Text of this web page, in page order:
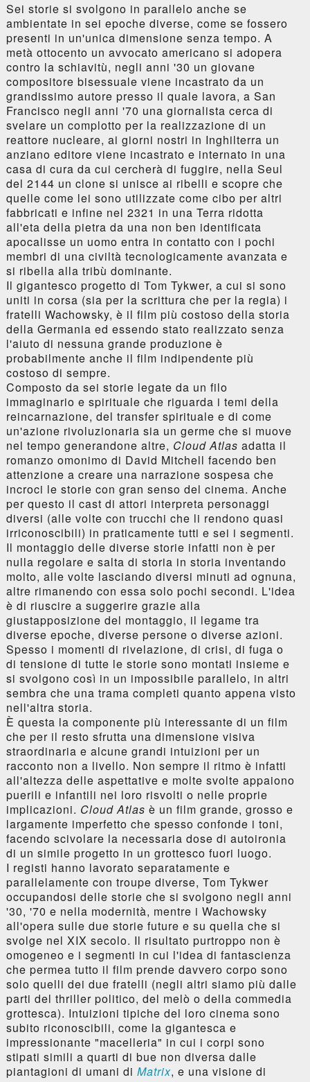
Sei storie si svolgono in parallelo anche se
ambientate in sei epoche diverse, come se fossero
presenti in un'unica dimensione senza tempo. A
metà ottocento un avvocato americano si adopera
contro la schiavitù, negli anni '30 un giovane
compositore bisessuale viene incastrato da un
grandissimo autore presso il quale lavora, a San
Francisco negli anni '70 una giornalista cerca di
svelare un complotto per la realizzazione di un
reattore nucleare, ai giorni nostri in Inghilterra un
anziano editore viene incastrato e internato in una
casa di cura da cui cercherà di fuggire, nella Seul
del 2144 un clone si unisce ai ribelli e scopre che
quelle come lei sono utilizzate come cibo per altri
fabbricati e infine nel 2321 in una Terra ridotta
all'eta della pietra da una non ben identificata
apocalisse un uomo entra in contatto con i pochi
membri di una civiltà tecnologicamente avanzata e
si ribella alla tribù dominante.
Il gigantesco progetto di Tom Tykwer, a cui si sono
uniti in corsa (sia per la scrittura che per la regia) i
fratelli Wachowsky, è il film più costoso della storia
della Germania ed essendo stato realizzato senza
l'aiuto di nessuna grande produzione è
probabilmente anche il film indipendente più
costoso di sempre.
Composto da sei storie legate da un filo
immaginario e spirituale che riguarda i temi della
reincarnazione, del transfer spirituale e di come
un'azione rivoluzionaria sia un germe che si muove
nel tempo generandone altre, Cloud Atlas adatta il
romanzo omonimo di David Mitchell facendo ben
attenzione a creare una narrazione sospesa che
incroci le storie con gran senso del cinema. Anche
per questo il cast di attori interpreta personaggi
diversi (alle volte con trucchi che li rendono quasi
irriconoscibili) in praticamente tutti e sei i segmenti.
Il montaggio delle diverse storie infatti non è per
nulla regolare e salta di storia in storia inventando
molto, alle volte lasciando diversi minuti ad ognuna,
altre rimanendo con essa solo pochi secondi. L'idea
è di riuscire a suggerire grazie alla
giustapposizione del montaggio, il legame tra
diverse epoche, diverse persone o diverse azioni.
Spesso i momenti di rivelazione, di crisi, di fuga o
di tensione di tutte le storie sono montati insieme e
si svolgono così in un impossibile parallelo, in altri
sembra che una trama completi quanto appena visto
nell'altra storia.
È questa la componente più interessante di un film
che per il resto sfrutta una dimensione visiva
straordinaria e alcune grandi intuizioni per un
racconto non a livello. Non sempre il ritmo è infatti
all'altezza delle aspettative e molte svolte appaiono
puerili e infantili nei loro risvolti o nelle proprie
implicazioni. Cloud Atlas è un film grande, grosso e
largamente imperfetto che spesso confonde i toni,
facendo scivolare la necessaria dose di autoironia
di un simile progetto in un grottesco fuori luogo.
I registi hanno lavorato separatamente e
parallelamente con troupe diverse, Tom Tykwer
occupandosi delle storie che si svolgono negli anni
'30, '70 e nella modernità, mentre i Wachowsky
all'opera sulle due storie future e su quella che si
svolge nel XIX secolo. Il risultato purtroppo non è
omogeneo e i segmenti in cui l'idea di fantascienza
che permea tutto il film prende davvero corpo sono
solo quelli dei due fratelli (negli altri siamo più dalle
parti del thriller politico, del melò o della commedia
grottesca). Intuizioni tipiche del loro cinema sono
subito riconoscibili, come la gigantesca e
impressionante "macelleria" in cui i corpi sono
stipati simili a quarti di bue non diversa dalle
piantagioni di umani di Matrix, e una visione di